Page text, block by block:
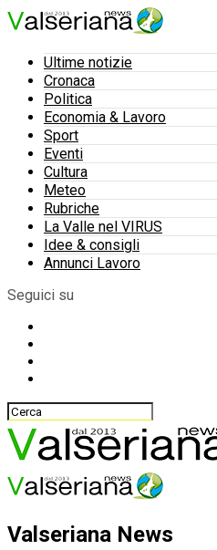
Ultime notizie
Cronaca
Politica
Economia & Lavoro
Sport
Eventi
Cultura
Meteo
Rubriche
La Valle nel VIRUS
Idee & consigli
Annunci Lavoro
Seguici su
Valseriana News